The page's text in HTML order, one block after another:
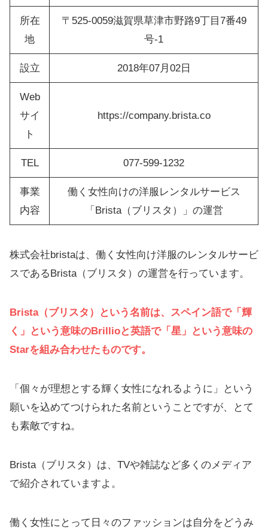
所在
地
〒525-0059滋賀県草津市野路9丁目7番49
号-1
設立 2018年07月02日
Web
サイ
ト
https://company.brista.co
TEL 077-599-1232
事業
内容
働く女性向けの洋服レンタルサービス
「Brista（ブリスタ）」の運営
株式会社bristaは、働く女性向け洋服のレンタルサービ
スであるBrista（ブリスタ）の運営を行っています。
Brista（ブリスタ）という名前は、スペイン語で「輝
く」という意味のBrillioと英語で「星」という意味の
Starを組み合わせたものです。
「個々が理想とする輝く女性になれるように」という
願いを込めてつけられた名前ということですが、とて
も素敵ですね。
Brista（ブリスタ）は、TVや雑誌など多くのメディア
で紹介されていますよ。
働く女性にとって日々のファッションは自分をどうみ